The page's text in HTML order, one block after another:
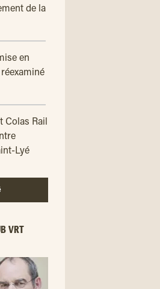
de la
en
Colas Rail
Lyé
VRT